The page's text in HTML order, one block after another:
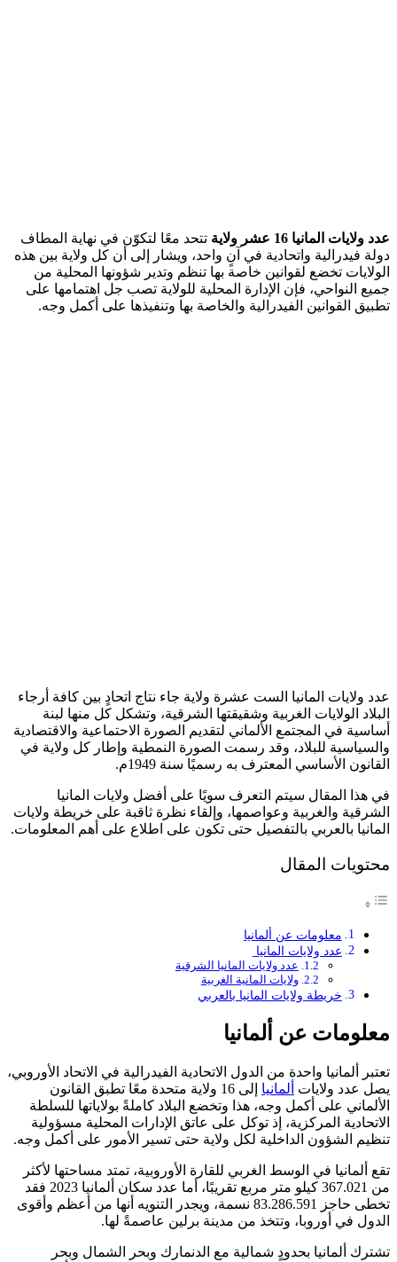
عدد ولايات المانيا 16 عشر ولاية
تتحد معًا لتكوّن في نهاية المطاف
دولة فيدرالية واتحادية في آنٍ واحد، ويشار إلى أن كل ولاية بين هذه
الولايات تخضع لقوانين خاصة بها تنظم وتدير شؤونها المحلية من
جميع النواحي، فإن الإدارة المحلية للولاية تصب جل اهتمامها على
تطبيق القوانين الفيدرالية والخاصة بها وتنفيذها على أكمل وجه.
عدد ولايات المانيا الست عشرة ولاية جاء نتاج اتحادٍ بين كافة أرجاء
البلاد الولايات الغربية وشقيقتها الشرقية، وتشكل كل منها لبنة
أساسية في المجتمع الألماني لتقديم الصورة الاحتماعية والاقتصادية
والسياسية للبلاد، وقد رسمت الصورة النمطية وإطار كل ولاية في
القانون الأساسي المعترف به رسميًا سنة 1949م.
في هذا المقال سيتم التعرف سويًا على أفضل ولايات المانيا
الشرقية والغربية وعواصمها، وإلقاء نظرة ثاقبة على خريطة ولايات
المانيا بالعربي بالتفصيل حتى تكون على اطلاع على أهم المعلومات.
محتويات المقال
معلومات عن ألمانيا
عدد ولايات المانيا
عدد ولايات المانيا الشرقية
ولايات المانية الغربية
خريطة ولايات المانيا بالعربي
معلومات عن ألمانيا
تعتبر ألمانيا واحدة من الدول الاتحادية الفيدرالية في الاتحاد الأوروبي،
يصل عدد ولايات ألمانيا
إلى 16 ولاية متحدة معًا تطبق القانون
الألماني على أكمل وجه، هذا وتخضع البلاد كاملةً بولاياتها للسلطة
الاتحادية المركزية، إذ توكل على عاتق الإدارات المحلية مسؤولية
تنظيم الشؤون الداخلية لكل ولاية حتى تسير الأمور على أكمل وجه.
تقع ألمانيا في الوسط الغربي للقارة الأوروبية، تمتد مساحتها لأكثر
من 367.021 كيلو متر مربع تقريبًا، أما عدد سكان ألمانيا 2023 فقد
تخطى حاجز 83.286.591 نسمة، ويجدر التنويه أنها من أعظم وأقوى
الدول في أوروبا، وتتخذ من مدينة برلين عاصمةً لها.
تشترك ألمانيا بحدودٍ شمالية مع الدنمارك وبحر الشمال وبحر